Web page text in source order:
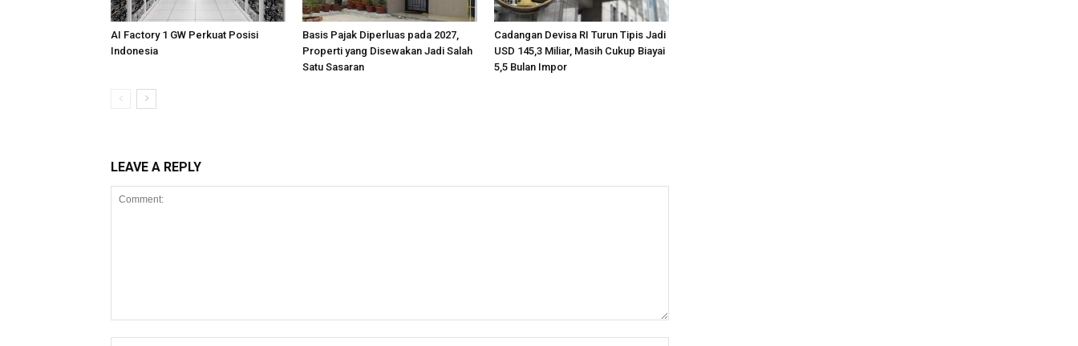
AI Factory 1 GW Perkuat Posisi
Indonesia
Basis Pajak Diperluas pada 2027,
Properti yang Disewakan Jadi Salah
Satu Sasaran
Cadangan Devisa RI Turun Tipis Jadi
USD 145,3 Miliar, Masih Cukup Biayai
5,5 Bulan Impor
LEAVE A REPLY